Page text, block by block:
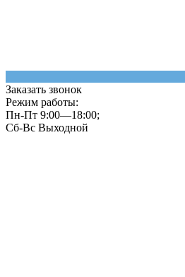
Заказать звонок
Режим работы:
Пн-Пт 9:00—18:00;
Сб-Вс Выходной